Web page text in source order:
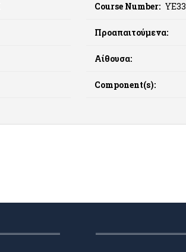
Course Number: ΥΕ33
Προαπαιτούμενα:
Αίθουσα:
Component(s):